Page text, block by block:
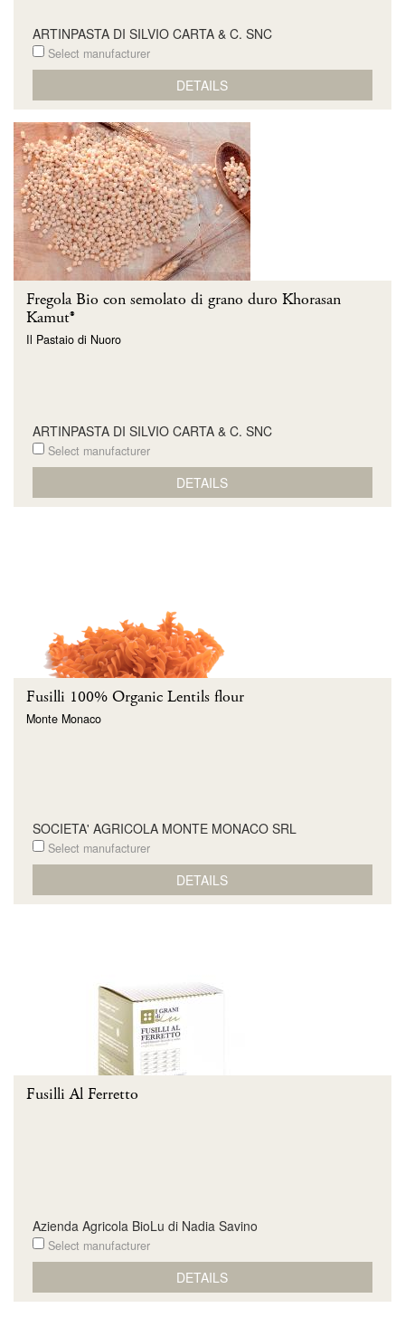
ARTINPASTA DI SILVIO CARTA & C. SNC
Select manufacturer
DETAILS
Fregola Bio con semolato di grano duro Khorasan
Kamut®
Il Pastaio di Nuoro
ARTINPASTA DI SILVIO CARTA & C. SNC
Select manufacturer
DETAILS
Fusilli 100% Organic Lentils flour
Monte Monaco
SOCIETA' AGRICOLA MONTE MONACO SRL
Select manufacturer
DETAILS
Fusilli Al Ferretto
Azienda Agricola BioLu di Nadia Savino
Select manufacturer
DETAILS